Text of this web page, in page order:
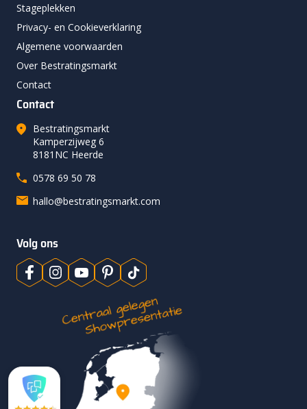
Stageplekken
Privacy- en Cookieverklaring
Algemene voorwaarden
Over Bestratingsmarkt
Contact
Contact
Bestratingsmarkt
Kamperzijweg 6
8181NC Heerde
0578 69 50 78
hallo@bestratingsmarkt.com
Volg ons